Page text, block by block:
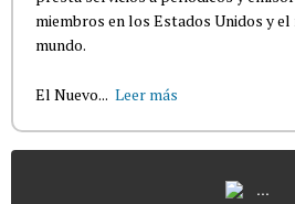
miembros en los Estados Unidos y
mundo.
El Nuevo... Leer más
...